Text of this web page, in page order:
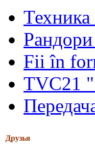
Техника
Fii în
TVC21
Друзья